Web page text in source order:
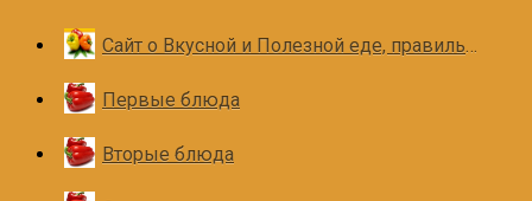
Сайт о Вкусной и Полезной еде, правильном и здоровом питании
Первые блюда
Вторые блюда